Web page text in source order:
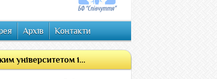
Архів Контакти
університетом і...